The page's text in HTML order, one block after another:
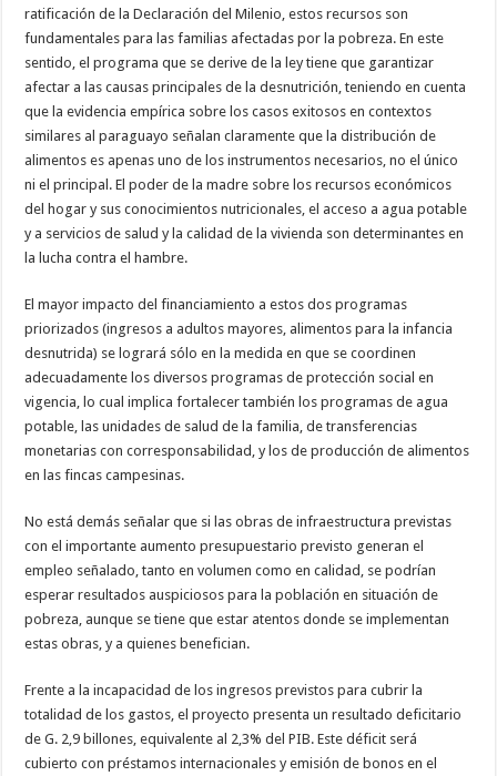
ratificación de la Declaración del Milenio, estos recursos son
fundamentales para las familias afectadas por la pobreza. En este
sentido, el programa que se derive de la ley tiene que garantizar
afectar a las causas principales de la desnutrición, teniendo en cuenta
que la evidencia empírica sobre los casos exitosos en contextos
similares al paraguayo señalan claramente que la distribución de
alimentos es apenas uno de los instrumentos necesarios, no el único
ni el principal. El poder de la madre sobre los recursos económicos
del hogar y sus conocimientos nutricionales, el acceso a agua potable
y a servicios de salud y la calidad de la vivienda son determinantes en
la lucha contra el hambre.
El mayor impacto del financiamiento a estos dos programas
priorizados (ingresos a adultos mayores, alimentos para la infancia
desnutrida) se logrará sólo en la medida en que se coordinen
adecuadamente los diversos programas de protección social en
vigencia, lo cual implica fortalecer también los programas de agua
potable, las unidades de salud de la familia, de transferencias
monetarias con corresponsabilidad, y los de producción de alimentos
en las fincas campesinas.
No está demás señalar que si las obras de infraestructura previstas
con el importante aumento presupuestario previsto generan el
empleo señalado, tanto en volumen como en calidad, se podrían
esperar resultados auspiciosos para la población en situación de
pobreza, aunque se tiene que estar atentos donde se implementan
estas obras, y a quienes benefician.
Frente a la incapacidad de los ingresos previstos para cubrir la
totalidad de los gastos, el proyecto presenta un resultado deficitario
de G. 2,9 billones, equivalente al 2,3% del PIB. Este déficit será
cubierto con préstamos internacionales y emisión de bonos en el